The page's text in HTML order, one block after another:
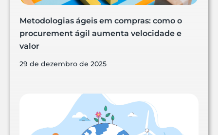
Metodologias ágeis em compras: como o
procurement ágil aumenta velocidade e
valor
29 de dezembro de 2025